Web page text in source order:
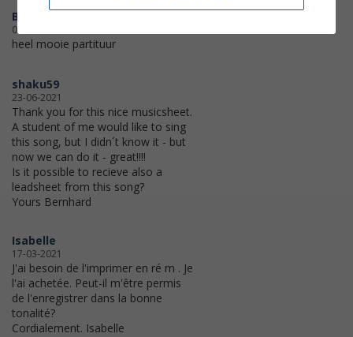
Benjamin
02-04-2022
heel mooie partituur
shaku59
23-06-2021
Thank you for this nice musicsheet.
A student of me would like to sing
this song, but I didn´t know it - but
now we can do it - great!!!!
Is it possible to recieve also a
leadsheet from this song?
Yours Bernhard
Isabelle
17-03-2021
J'ai besoin de l'imprimer en ré m . Je
l'ai achetée. Peut-il m'être permis
de l'enregistrer dans la bonne
tonalité?
Cordialement. Isabelle